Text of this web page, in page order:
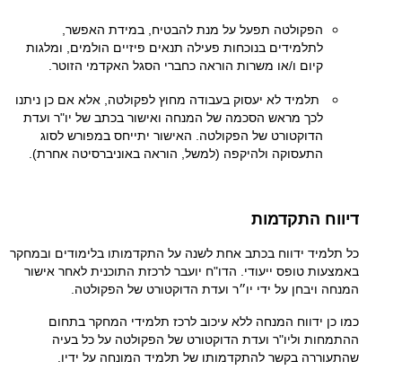
הפקולטה תפעל על מנת להבטיח, במידת האפשר,
לתלמידים בנוכחות פעילה תנאים פיזיים הולמים, ומלגות
קיום ו/או משרות הוראה כחברי הסגל האקדמי הזוטר.
תלמיד לא יעסוק בעבודה מחוץ לפקולטה, אלא אם כן ניתנו
לכך מראש הסכמה של המנחה ואישור בכתב של יו"ר ועדת
הדוקטורט של הפקולטה. האישור יתייחס במפורש לסוג
התעסוקה ולהיקפה (למשל, הוראה באוניברסיטה אחרת).
דיווח התקדמות
כל תלמיד ידווח בכתב אחת לשנה על התקדמותו בלימודים ובמחקר
באמצעות טופס ייעודי. הדו"ח יועבר לרכזת התוכנית לאחר אישור
המנחה ויבחן על ידי יו״ר ועדת הדוקטורט של הפקולטה.
כמו כן ידווח המנחה ללא עיכוב לרכז תלמידי המחקר בתחום
ההתמחות וליו"ר ועדת הדוקטורט של הפקולטה על כל בעיה
שהתעוררה בקשר להתקדמותו של תלמיד המונחה על ידיו